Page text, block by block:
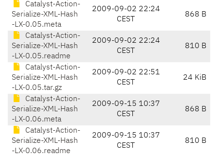
Catalyst-Action-
Serialize-XML-Hash
-LX-0.05.meta
2009-09-02 22:24
CEST
868 B
Catalyst-Action-
Serialize-XML-Hash
-LX-0.05.readme
2009-09-02 22:24
CEST
810 B
Catalyst-Action-
Serialize-XML-Hash
-LX-0.05.tar.gz
2009-09-02 22:51
CEST
24 KiB
Catalyst-Action-
Serialize-XML-Hash
-LX-0.06.meta
2009-09-15 10:37
CEST
868 B
Catalyst-Action-
Serialize-XML-Hash
-LX-0.06.readme
2009-09-15 10:37
CEST
810 B